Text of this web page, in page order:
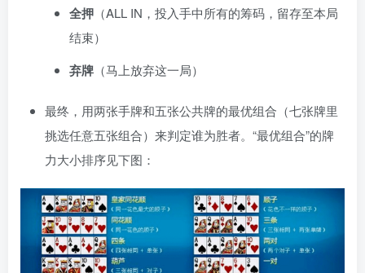
全押 （ALL IN，投入手中所有的筹码，留存至本局
结束）
弃牌 （马上放弃这一局）
最终，用两张手牌和五张公共牌的最优组合（七张牌里
挑选任意五张组合）来判定谁为胜者。“最优组合”的牌
力大小排序见下图：